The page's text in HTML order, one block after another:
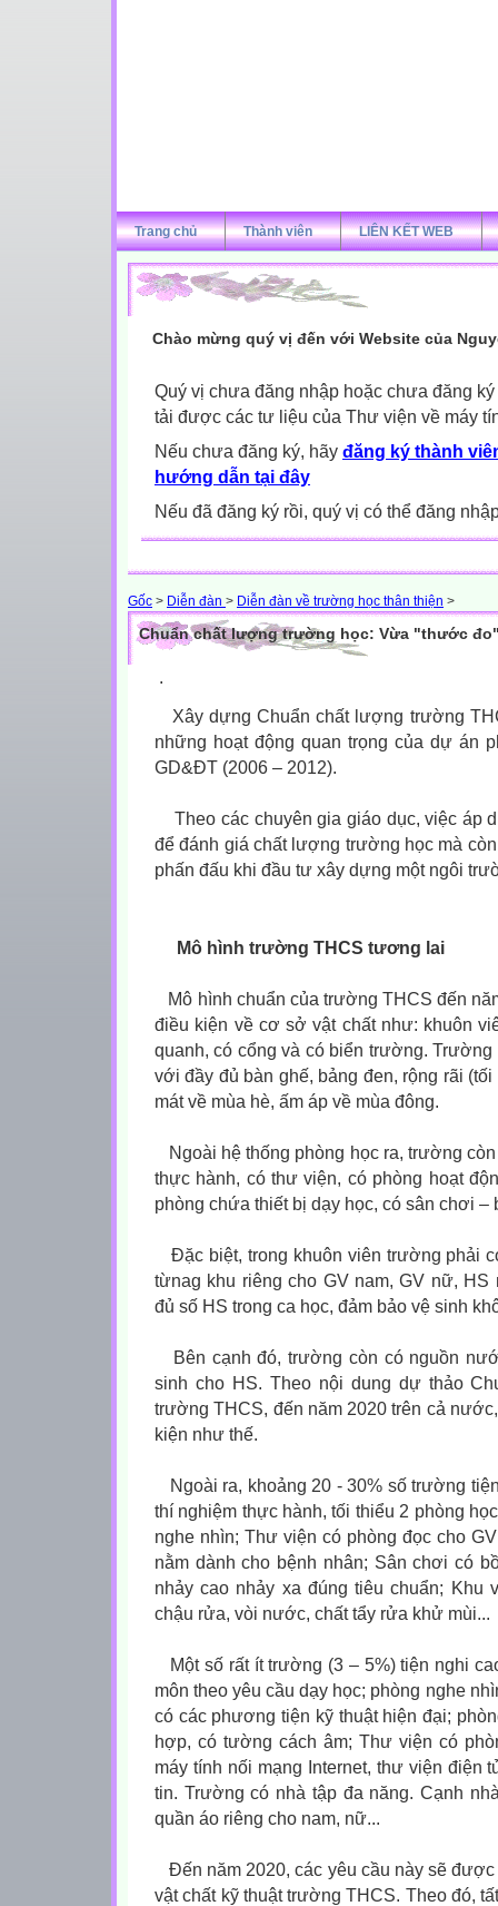
Trang chủ Thành viên LIÊN KẾT WEB
Chào mừng quý vị đến với Website của
Quý vị chưa đăng nhập hoặc chưa đăng
tải được các tư liệu của Thư viện về máy
Nếu chưa đăng ký, hãy đăng ký thành
hướng dẫn tại đây
Nếu đã đăng ký rồi, quý vị có thể đăng
Gốc > Diễn đàn > Diễn đàn về trường học thân thiện >
Chuẩn chất lượng trường học: Vừa "thước
.
Xây dựng Chuẩn chất lượng trường
những hoạt động quan trọng của dự án
GD&ĐT (2006 – 2012).
Theo các chuyên gia giáo dục, việc áp
để đánh giá chất lượng trường học mà
phấn đấu khi đầu tư xây dựng một ngôi
Mô hình trường THCS tương lai
Mô hình chuẩn của trường THCS đến
điều kiện về cơ sở vật chất như: khuôn
quanh, có cổng và có biển trường.
với đầy đủ bàn ghế, bảng đen, rộng rãi
mát về mùa hè, ấm áp về mùa đông.
Ngoài hệ thống phòng học ra, trường
thực hành, có thư viện, có phòng hoạt
phòng chứa thiết bị dạy học, có sân chơi –
Đặc biệt, trong khuôn viên trường phải
từnag khu riêng cho GV nam, GV nữ,
đủ số HS trong ca học, đảm bảo vệ sinh
Bên cạnh đó, trường còn có nguồn
sinh cho HS. Theo nội dung dự thảo
trường THCS, đến năm 2020 trên cả
kiện như thế.
Ngoài ra, khoảng 20 - 30% số trường
thí nghiệm thực hành, tối thiểu 2 phòng
nghe nhìn; Thư viện có phòng đọc cho
nằm dành cho bệnh nhân; Sân chơi có
nhảy cao nhảy xa đúng tiêu chuẩn; Khu
chậu rửa, vòi nước, chất tẩy rửa khử mùi...
Một số rất ít trường (3 – 5%) tiện nghi
môn theo yêu cầu dạy học; phòng nghe
có các phương tiện kỹ thuật hiện đại;
hợp, có tường cách âm; Thư viện có
máy tính nối mạng Internet, thư viện điện
tin. Trường có nhà tập đa năng. Cạnh
quần áo riêng cho nam, nữ...
Đến năm 2020, các yêu cầu này sẽ
vật chất kỹ thuật trường THCS. Theo đó,